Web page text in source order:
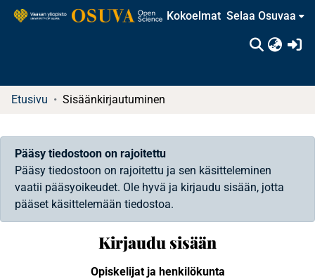
Kokoelmat Selaa Osuvaa
Etusivu Sisäänkirjautuminen
Pääsy tiedostoon on rajoitettu
Pääsy tiedostoon on rajoitettu ja sen käsitteleminen
vaatii pääsyoikeudet. Ole hyvä ja kirjaudu sisään, jotta
pääset käsittelemään tiedostoa.
Kirjaudu sisään
Opiskelijat ja henkilökunta